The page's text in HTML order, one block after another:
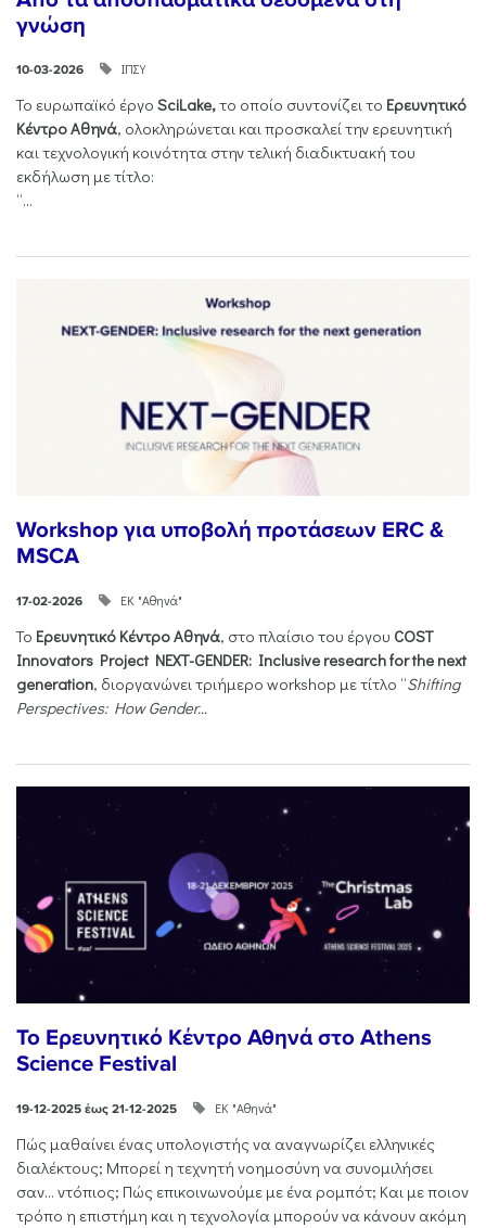
γνώση
10-03-2026 ΙΠΣΥ
Το ευρωπαϊκό έργο SciLake,το οποίο συντονίζει το Ερευνητικό
Κέντρο Αθηνά, ολοκληρώνεται και προσκαλεί την ερευνητική
και τεχνολογική κοινότητα στην τελική διαδικτυακή του
εκδήλωση με τίτλο:
“...
Workshop για υποβολή προτάσεων ERC &
MSCA
17-02-2026 ΕΚ "Αθηνά"
Το Ερευνητικό Κέντρο Αθηνά, στο πλαίσιο του έργου COST
Innovators Project NEXT-GENDER: Inclusive research for the next
generation, διοργανώνει τριήμερο workshop με τίτλο “Shifting
Perspectives: How Gender...
Το Ερευνητικό Κέντρο Αθηνά στο Athens
Science Festival
19-12-2025 έως 21-12-2025 ΕΚ "Αθηνά"
Πώς μαθαίνει ένας υπολογιστής να αναγνωρίζει ελληνικές
διαλέκτους; Μπορεί η τεχνητή νοημοσύνη να συνομιλήσει
σαν… ντόπιος; Πώς επικοινωνούμε με ένα ρομπότ; Και με ποιον
τρόπο η επιστήμη και η τεχνολογία μπορούν να κάνουν ακόμη